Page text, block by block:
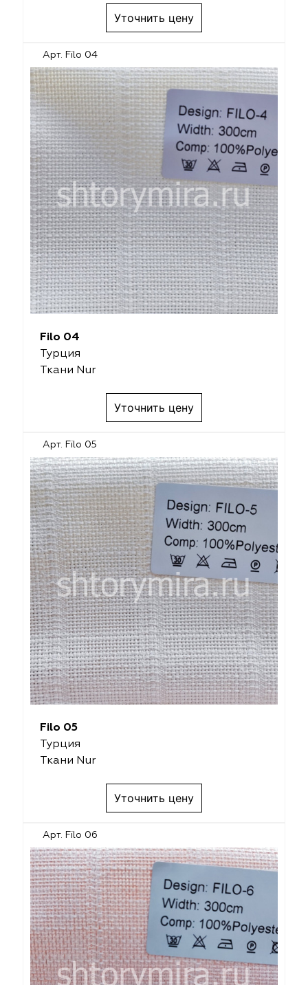
Уточнить цену
Арт. Filo 04
Filo 04
Турция
Ткани Nur
Уточнить цену
Арт. Filo 05
Filo 05
Турция
Ткани Nur
Уточнить цену
Арт. Filo 06